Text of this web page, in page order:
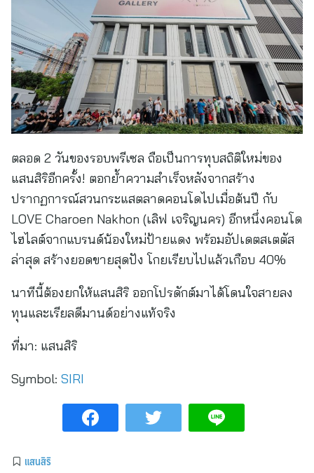
ตลอด 2 วันของรอบพรีเซล ถือเป็นการทุบสถิติใหม่ของ
แสนสิริอีกครั้ง! ตอกย้ำความสำเร็จหลังจากสร้าง
ปรากฏการณ์สวนกระแสตลาดคอนโดไปเมื่อต้นปี กับ
LOVE Charoen Nakhon (เลิฟ เจริญนคร) อีกหนึ่งคอนโด
ไฮไลต์จากแบรนด์น้องใหม่ป้ายแดง พร้อมอัปเดตสเตตัส
ล่าสุด สร้างยอดขายสุดปัง โกยเรียบไปแล้วเกือบ 40%
นาทีนี้ต้องยกให้แสนสิริ ออกโปรดักต์มาได้โดนใจสายลง
ทุนและเรียลดีมานด์อย่างแท้จริง
ที่มา: แสนสิริ
Symbol: SIRI
แสนสิริ